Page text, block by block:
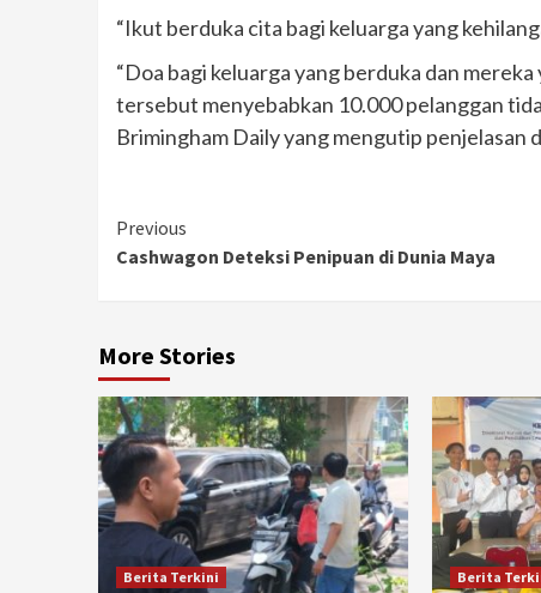
“Ikut berduka cita bagi keluarga yang
“Doa bagi keluarga yang berduka dan
tersebut menyebabkan 10.000 pelanggan
Brimingham Daily yang mengutip penjelasan
Continue
Reading
Previous
Cashwagon Deteksi Penipuan di Dunia Maya
More Stories
Berita Terkini Berita